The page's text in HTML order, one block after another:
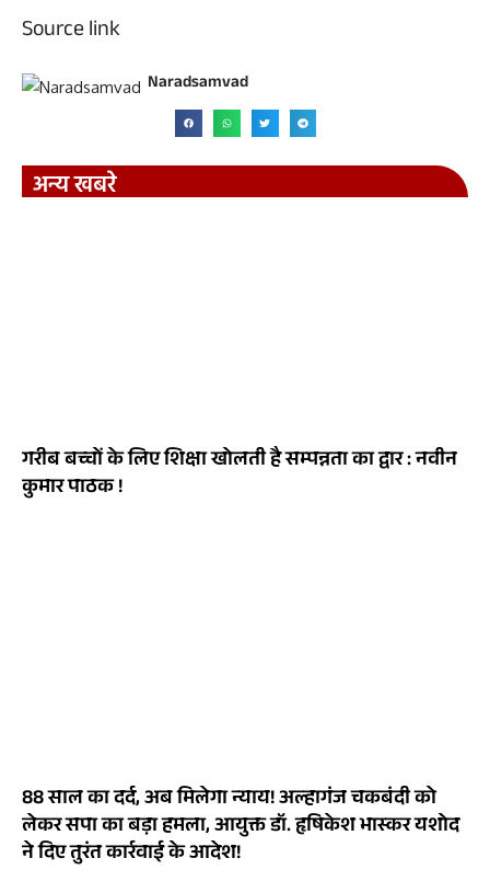
Source link
Naradsamvad
अन्य खबरे
गरीब बच्चों के लिए शिक्षा खोलती है सम्पन्नता का द्वार : नवीन
कुमार पाठक !
88 साल का दर्द, अब मिलेगा न्याय! अल्हागंज चकबंदी को
लेकर सपा का बड़ा हमला, आयुक्त डॉ. हृषिकेश भास्कर यशोद
ने दिए तुरंत कार्रवाई के आदेश!